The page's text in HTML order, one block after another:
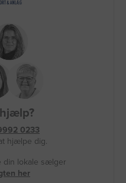
0233
hjælpe dig.
din lokale sælger
her